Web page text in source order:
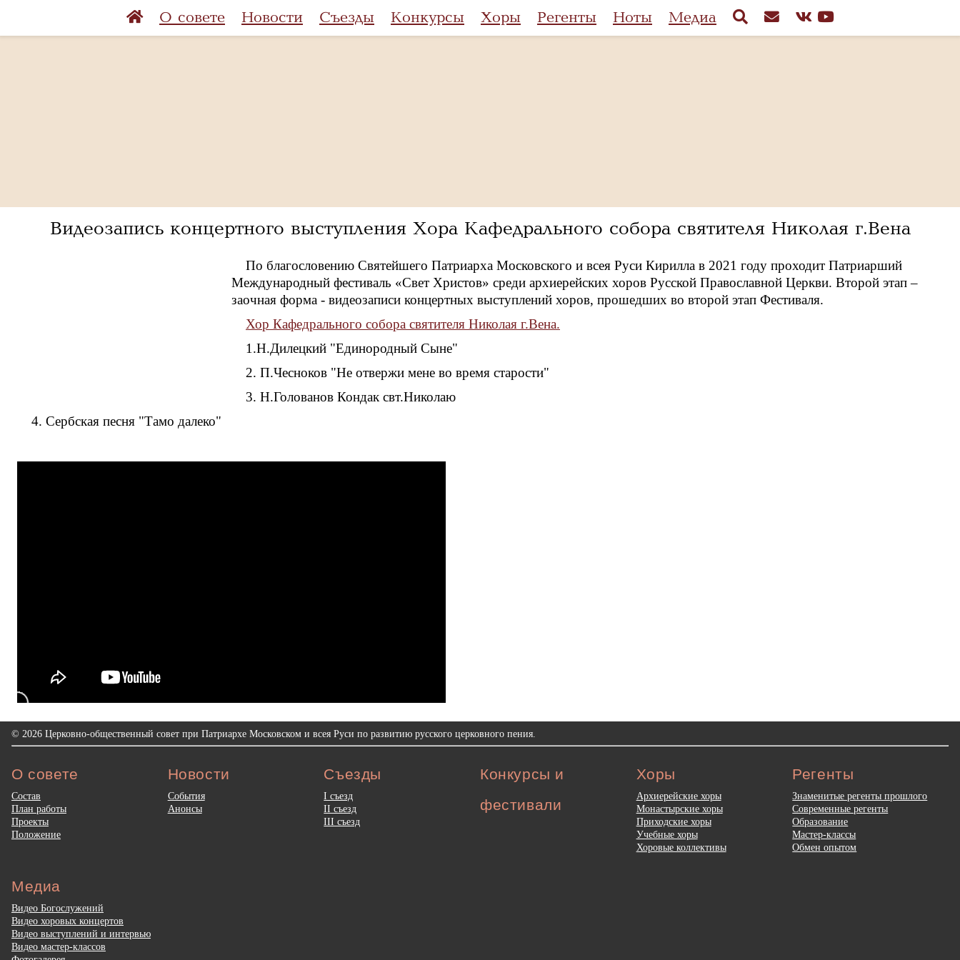
О совете Новости Съезды Конкурсы Хоры Регенты Ноты Медиа
Видеозапись концертного выступления Хора Кафедрального собора святителя Николая г.Вена
По благословению Святейшего Патриарха Московского и всея Руси Кирилла в 2021 году проходит Патриарший
Международный фестиваль «Свет Христов» среди архиерейских хоров Русской Православной Церкви. Второй этап –
заочная форма - видеозаписи концертных выступлений хоров, прошедших во второй этап Фестиваля.
Хор Кафедрального собора святителя Николая г.Вена.
1.Н.Дилецкий "Единородный Сыне"
2. П.Чесноков "Не отвержи мене во время старости"
3. Н.Голованов Кондак свт.Николаю
4. Сербская песня "Тамо далеко"
© 2026 Церковно-общественный совет при Патриархе Московском и всея Руси по развитию русского церковного пения.
О совете
Состав
План работы
Проекты
Положение
Новости
События
Анонсы
Съезды
I съезд
II съезд
III съезд
Конкурсы и
фестивали
Хоры
Архиерейские хоры
Монастырские хоры
Приходские хоры
Учебные хоры
Хоровые коллективы
Регенты
Знаменитые регенты прошлого
Современные регенты
Образование
Мастер-классы
Обмен опытом
Медиа
Видео Богослужений
Видео хоровых концертов
Видео выступлений и интервью
Видео мастер-классов